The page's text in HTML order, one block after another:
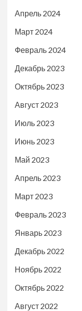
Апрель 2024
Март 2024
Февраль 2024
Декабрь 2023
Октябрь 2023
Август 2023
Июль 2023
Июнь 2023
Май 2023
Апрель 2023
Март 2023
Февраль 2023
Январь 2023
Декабрь 2022
Ноябрь 2022
Октябрь 2022
Август 2022